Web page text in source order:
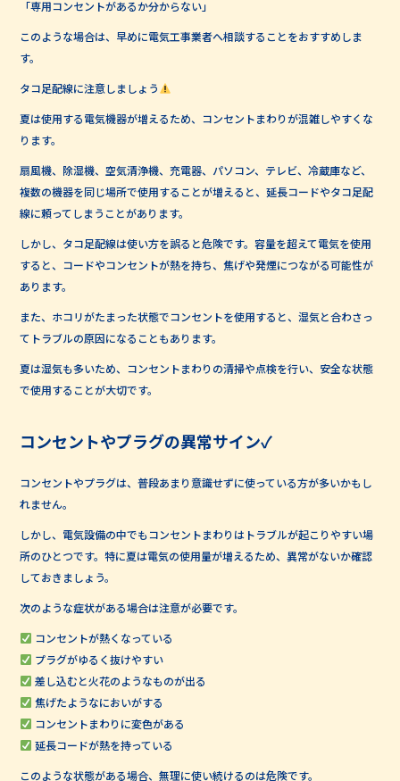
「専用コンセントがあるか分からない」
このような場合は、早めに電気工事業者へ相談することをおすすめしま
す。
タコ足配線に注意しましょう
夏は使用する電気機器が増えるため、コンセントまわりが混雑しやすくな
ります。
扇風機、除湿機、空気清浄機、充電器、パソコン、テレビ、冷蔵庫など、
複数の機器を同じ場所で使用することが増えると、延長コードやタコ足配
線に頼ってしまうことがあります。
しかし、タコ足配線は使い方を誤ると危険です。容量を超えて電気を使用
すると、コードやコンセントが熱を持ち、焦げや発煙につながる可能性が
あります。
また、ホコリがたまった状態でコンセントを使用すると、湿気と合わさっ
てトラブルの原因になることもあります。
夏は湿気も多いため、コンセントまわりの清掃や点検を行い、安全な状態
で使用することが大切です。
コンセントやプラグの異常サイン✓
コンセントやプラグは、普段あまり意識せずに使っている方が多いかもし
れません。
しかし、電気設備の中でもコンセントまわりはトラブルが起こりやすい場
所のひとつです。特に夏は電気の使用量が増えるため、異常がないか確認
しておきましょう。
次のような症状がある場合は注意が必要です。
コンセントが熱くなっている
プラグがゆるく抜けやすい
差し込むと火花のようなものが出る
焦げたようなにおいがする
コンセントまわりに変色がある
延長コードが熱を持っている
このような状態がある場合、無理に使い続けるのは危険です。